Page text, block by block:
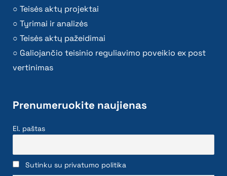
Teisės aktų projektai
Tyrimai ir analizės
Teisės aktų pažeidimai
Galiojančio teisinio reguliavimo poveikio ex post
vertinimas
Prenumeruokite naujienas
El. paštas
Sutinku su privatumo politika